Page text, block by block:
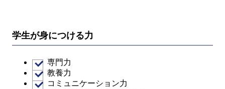
学生が身につける力
専門力
教養力
コミュニケーション力